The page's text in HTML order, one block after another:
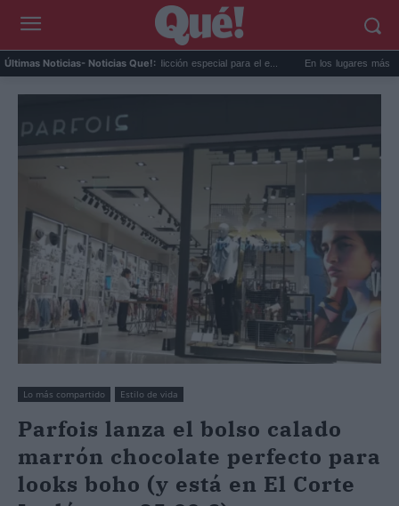
Últimas Noticias- Noticias Que!:
AEMET prepara una predicción especial para el e... En los lugares más
Lo más compartido Estilo de vida
Parfois lanza el bolso calado
marrón chocolate perfecto para
looks boho (y está en El Corte